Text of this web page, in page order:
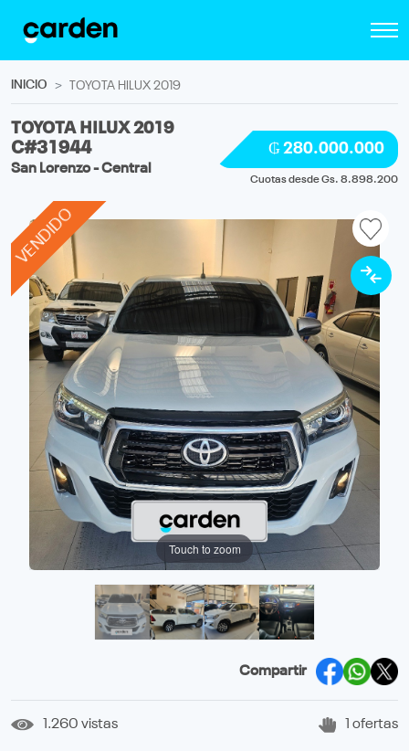
INICIO TOYOTA HILUX 2019
TOYOTA HILUX 2019
C#31944
San Lorenzo - Central
₲ 280.000.000
Cuotas desde Gs. 8.898.200
VENDIDO
Touch to zoom
Compartir
1.260 vistas 1 ofertas